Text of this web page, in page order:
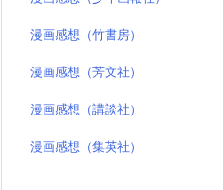
漫画感想（竹書房）
漫画感想（芳文社）
漫画感想（講談社）
漫画感想（集英社）